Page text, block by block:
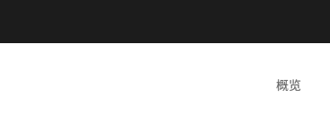
概览